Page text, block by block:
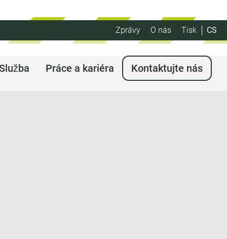
Zprávy O nás Tisk CS
Práce a kariéra Kontaktujte nás